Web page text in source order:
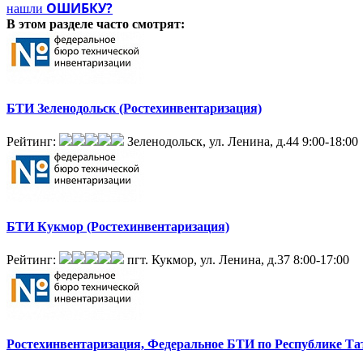
нашли ОШИБКУ?
В этом разделе часто смотрят:
БТИ Зеленодольск (Ростехинвентаризация)
Рейтинг: Зеленодольск, ул. Ленина, д.44 9:00-18:00
БТИ Кукмор (Ростехинвентаризация)
Рейтинг: пгт. Кукмор, ул. Ленина, д.37 8:00-17:00
Ростехинвентаризация, Федеральное БТИ по Республике